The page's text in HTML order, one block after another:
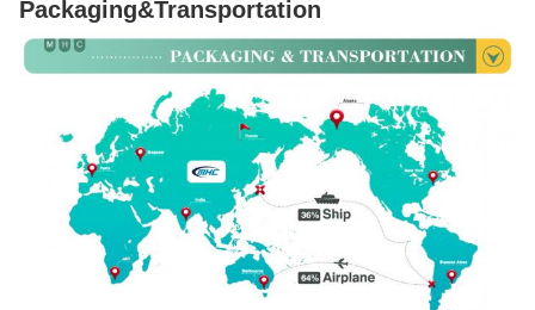
Packaging&Transportation